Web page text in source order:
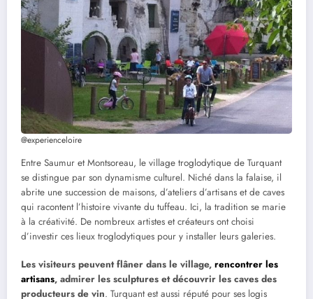
@experienceloire
Entre Saumur et Montsoreau, le village troglodytique de Turquant
se distingue par son dynamisme culturel. Niché dans la falaise, il
abrite une succession de maisons, d’ateliers d’artisans et de caves
qui racontent l’histoire vivante du tuffeau. Ici, la tradition se marie
à la créativité. De nombreux artistes et créateurs ont choisi
d’investir ces lieux troglodytiques pour y installer leurs galeries.
Les visiteurs peuvent flâner dans le village, rencontrer les
artisans, admirer les sculptures et découvrir les caves des
producteurs de vin. Turquant est aussi réputé pour ses logis